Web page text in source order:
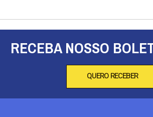
RECEBA NOSSO
QUERO RECEBER